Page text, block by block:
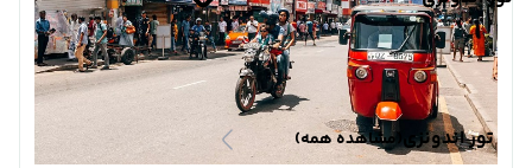
تور اندونزی(مشاهده همه)